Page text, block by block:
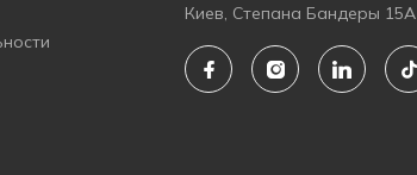
Киев, Степана Бандеры 15А